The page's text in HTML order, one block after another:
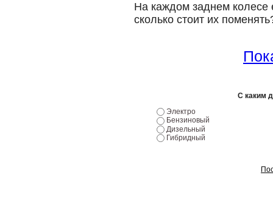
На каждом заднем колесе
сколько стоит их
С каким
Электро
Бензиновый
Дизельный
Гибридный